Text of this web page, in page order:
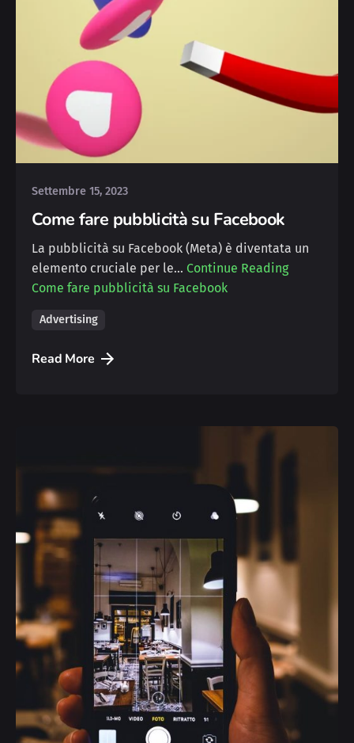
Posted by
Michele
Settembre 15, 2023
Come fare pubblicità su Facebook
La pubblicità su Facebook (Meta) è diventata un
elemento cruciale per le… Continue Reading
Come fare pubblicità su Facebook
Advertising
Read More
Posted by
Deborah